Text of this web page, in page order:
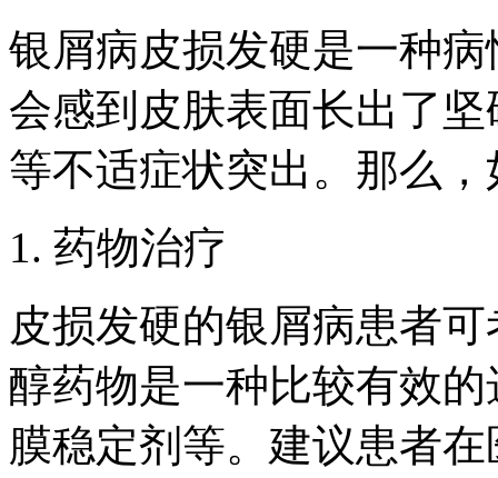
银屑病皮损发硬是一种
会感到皮肤表面长出了
等不适症状突出。那么
1. 药物治疗
皮损发硬的银屑病患者
醇药物是一种比较有效
膜稳定剂等。建议患者